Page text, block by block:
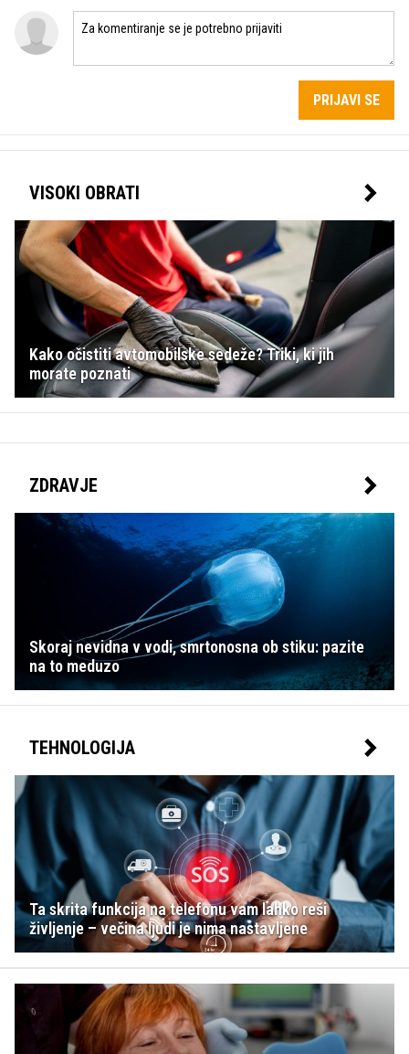
PRIJAVI SE
VISOKI OBRATI
Kako očistiti avtomobilske sedeže? Triki, ki jih
morate poznati
ZDRAVJE
Skoraj nevidna v vodi, smrtonosna ob stiku: pazite
na to meduzo
TEHNOLOGIJA
Ta skrita funkcija na telefonu vam lahko reši
življenje – večina ljudi je nima nastavljene